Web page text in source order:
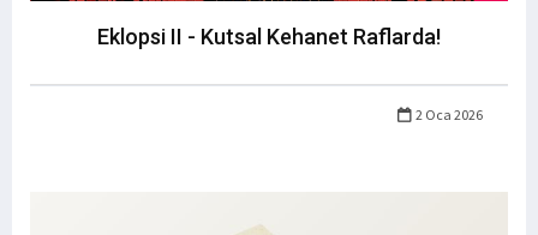
Eklopsi II - Kutsal Kehanet Raflarda!
2 Oca 2026